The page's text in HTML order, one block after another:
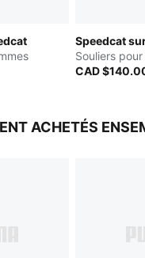
Speedcat
Souliers
CAD
ACHETÉS